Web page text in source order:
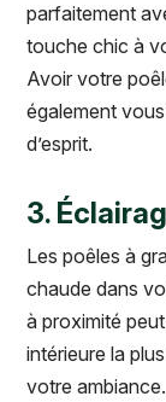
parfaitement
touche chic à
Avoir votre
également
d’esprit.
3.
Les poêles à
chaude dans
à proximité
intérieure la
votre ambiance.